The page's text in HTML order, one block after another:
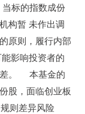
标的指数成份
构暂 未作出调
原则，履行内部
影响投资者的
差。 本基金的
股，面临创业板
则差异风险